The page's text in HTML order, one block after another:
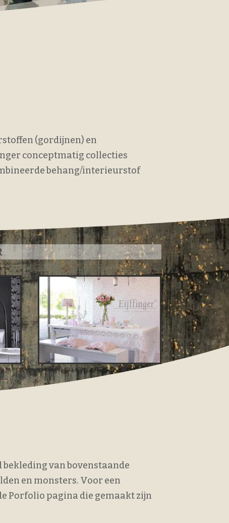
(gordijnen) en
conceptmatig collecties
behang/interieurstof
van bovenstaande
en monsters. Voor een
Porfolio pagina die gemaakt zijn